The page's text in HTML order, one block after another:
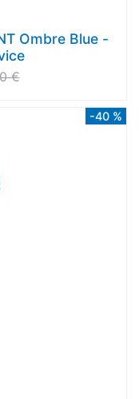
Ombre Blue -
€
-40 %